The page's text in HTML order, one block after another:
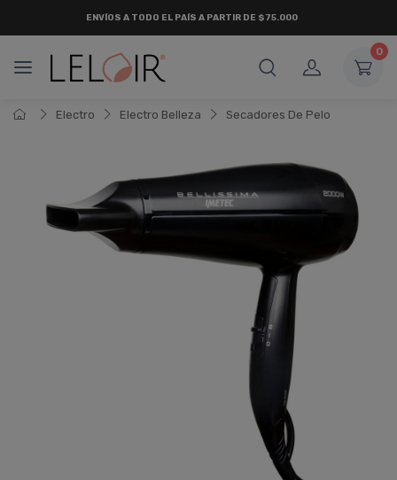
ENVÍOS A TODO EL PAÍS A PARTIR DE $75.000
0
Electro Electro Belleza Secadores De Pelo